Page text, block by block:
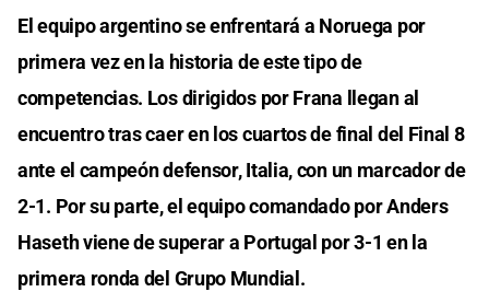
El equipo argentino se enfrentará a Noruega por
primera vez en la historia de este tipo de
competencias. Los dirigidos por Frana llegan al
encuentro tras caer en los cuartos de final del Final 8
ante el campeón defensor, Italia, con un marcador de
2-1. Por su parte, el equipo comandado por Anders
Haseth viene de superar a Portugal por 3-1 en la
primera ronda del Grupo Mundial.